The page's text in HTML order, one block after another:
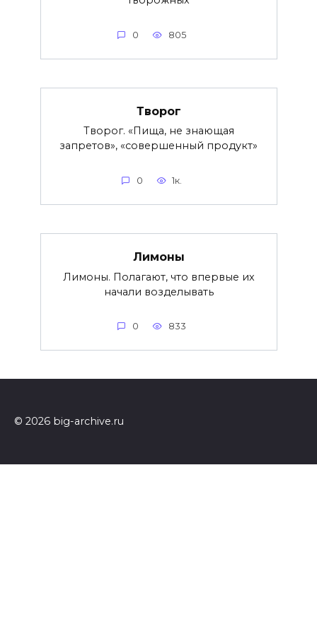
0 805
Творог
Творог. «Пища, не знающая
запретов», «совершенный продукт»
0 1к.
Лимоны
Лимоны. Полагают, что впервые их
начали возделывать
0 833
© 2026 big-archive.ru